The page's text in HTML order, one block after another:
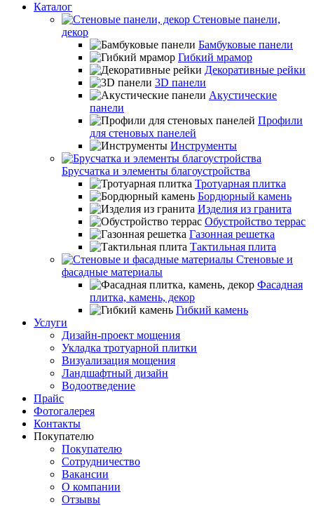
Каталог
Стеновые панели,
декор
Бамбуковые панели
Гибкий мрамор
Декоративные рейки
3D панели
Акустические
панели
Профили
для стеновых панелей
Инструменты
Брусчатка и элементы благоустройства
Тротуарная плитка
Бордюрный камень
Изделия из гранита
Обустройство террас
Газонная решетка
Тактильная плита
Стеновые и
фасадные материалы
Фасадная
плитка, камень, декор
Гибкий камень
Услуги
Дизайн-проект мощения
Укладка тротуарной плитки
Визуализация мощения
Ландшафтный дизайн
Водоотведение
Прайс
Фотогалерея
Контакты
Покупателю
Покупателю
Сотрудничество
Вакансии
О компании
Отзывы